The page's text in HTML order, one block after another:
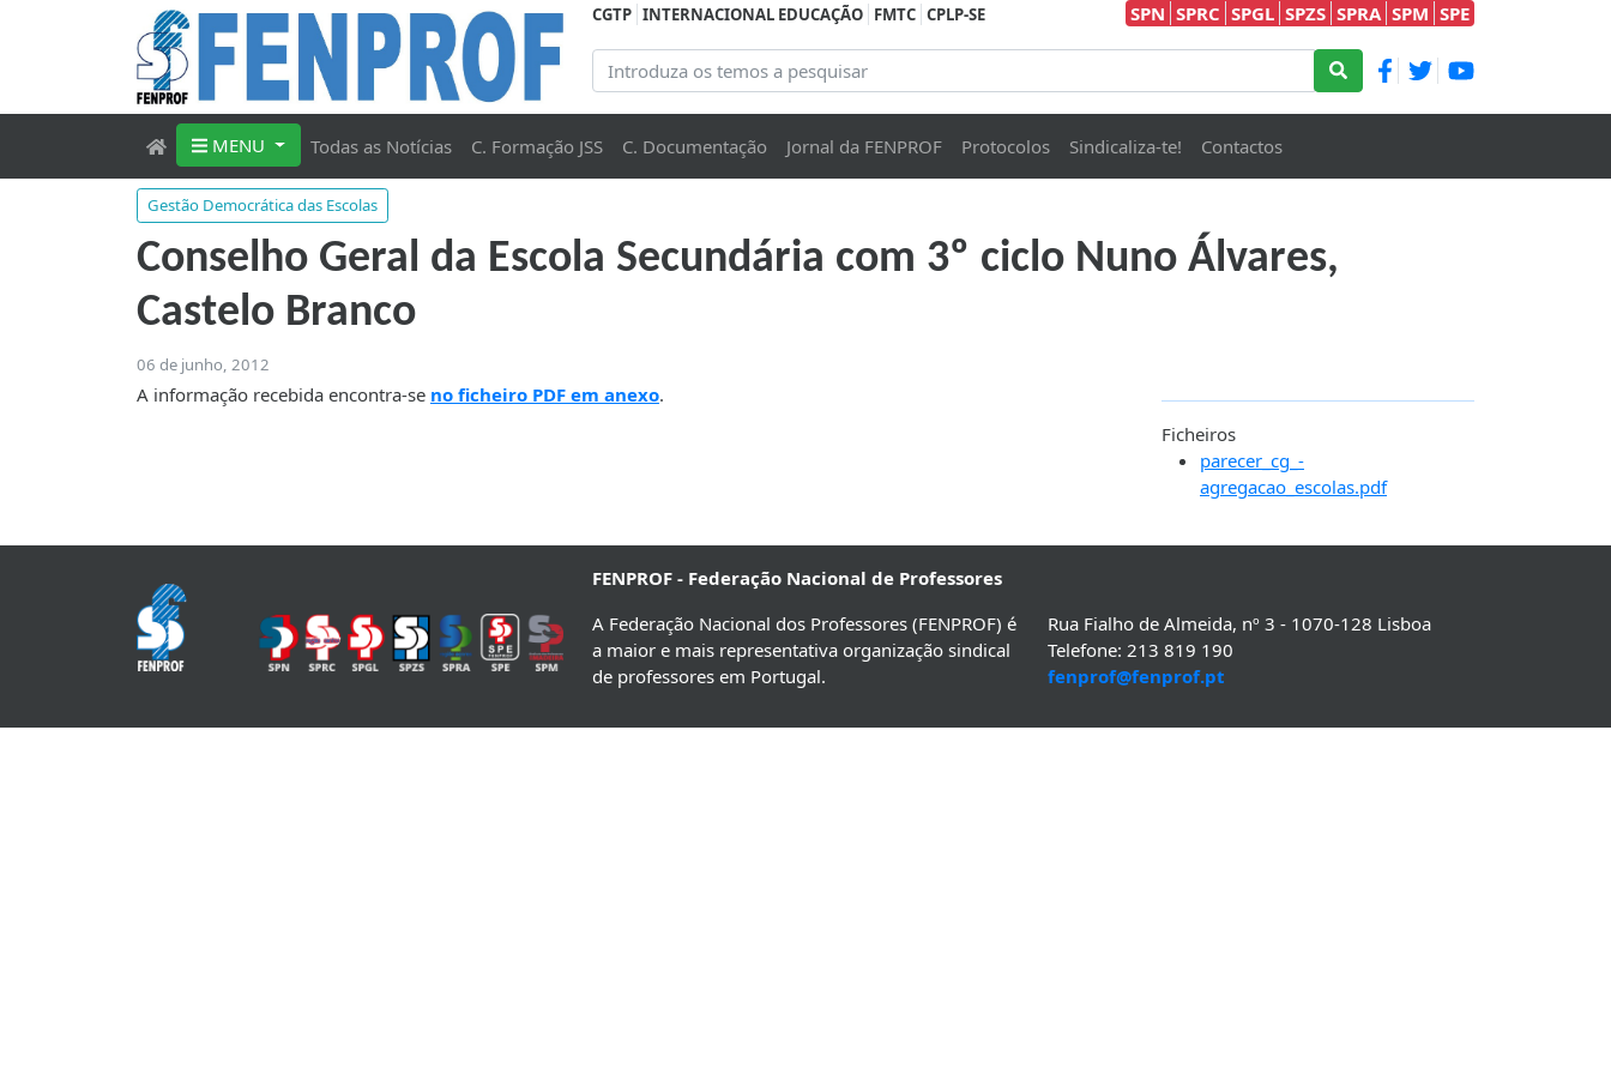
CGTP INTERNACIONAL EDUCAÇÃO FMTC CPLP-SE SPN SPRC SPGL SPZS SPRA SPM SPE
MENU Todas as Notícias C. Formação JSS C. Documentação Jornal da FENPROF Protocolos Sindicaliza-te! Contactos
Gestão Democrática das Escolas
Conselho Geral da Escola Secundária com 3º ciclo Nuno Álvares,
Castelo Branco
06 de junho, 2012
A informação recebida encontra-se no ficheiro PDF em anexo.
Ficheiros
parecer_cg_-
agregacao_escolas.pdf
FENPROF - Federação Nacional de Professores
A Federação Nacional dos Professores (FENPROF) é
a maior e mais representativa organização sindical
de professores em Portugal.
Rua Fialho de Almeida, nº 3 - 1070-128 Lisboa
Telefone: 213 819 190
fenprof@fenprof.pt